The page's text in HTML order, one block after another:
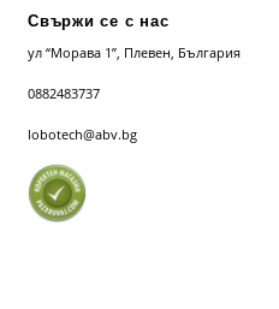
Свържи се с нас
ул “Морава 1”, Плевен, България
0882483737
lobotech@abv.bg